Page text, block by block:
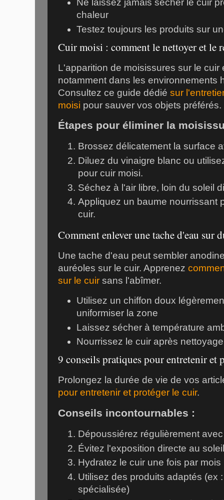
Ne laissez jamais sécher le cuir
chaleur
Testez toujours les produits sur
Cuir moisi : comment le nettoyer et le
L'apparition de moisissures sur le cuir
notamment dans les environnements
Consultez ce guide dédié sur
moisi pour sauver vos objets préférés.
Étapes pour éliminer la
Brossez délicatement la surface
Diluez du vinaigre blanc ou
pour cuir moisi.
Séchez à l'air libre, loin du soleil
Appliquez un baume nourrissant
cuir.
Comment enlever une tache d'eau sur
Une tache d'eau peut sembler
auréoles sur le cuir. Apprenez
sur le cuir sans l'abîmer.
Utilisez un chiffon doux
uniformiser la zone
Laissez sécher à température
Nourrissez le cuir après nettoyage
9 conseils pratiques pour entretenir et
Prolongez la durée de vie de vos
pour entretenir et protéger le cuir.
Conseils incontournables :
Dépoussiérez régulièrement
Évitez l'exposition directe au soleil
Hydratez le cuir une fois par mois
Utilisez des produits adaptés (ex
spécialisée)